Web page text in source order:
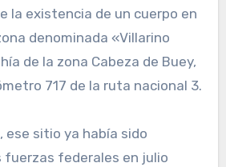
la existencia de un cuerpo en
denominada «Villarino
de la zona Cabeza de Buey,
717 de la ruta nacional 3.
ese sitio ya había sido
fuerzas federales en julio